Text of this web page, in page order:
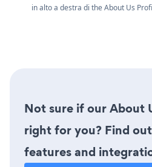
in alto a destra di the About Us
Not sure if our About
right for you? Find
features and